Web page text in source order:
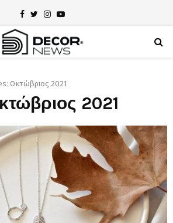
Facebook
TwitterInstagram
Youtube
Οκτώβριος 2021
2021